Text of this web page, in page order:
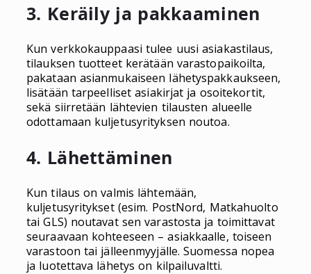
3. Keräily ja pakkaaminen
Kun verkkokauppaasi tulee uusi asiakastilaus,
tilauksen tuotteet kerätään varastopaikoilta,
pakataan asianmukaiseen lähetyspakkaukseen,
lisätään tarpeelliset asiakirjat ja osoitekortit,
sekä siirretään lähtevien tilausten alueelle
odottamaan kuljetusyrityksen noutoa.
4. Lähettäminen
Kun tilaus on valmis lähtemään,
kuljetusyritykset (esim. PostNord, Matkahuolto
tai GLS) noutavat sen varastosta ja toimittavat
seuraavaan kohteeseen – asiakkaalle, toiseen
varastoon tai jälleenmyyjälle. Suomessa nopea
ja luotettava lähetys on kilpailuvaltti.